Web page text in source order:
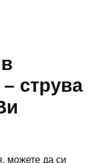
струва
можете да си